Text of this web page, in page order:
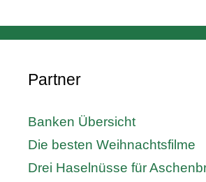
Partner
Banken Übersicht
Die besten Weihnachtsfilme
Drei Haselnüsse für